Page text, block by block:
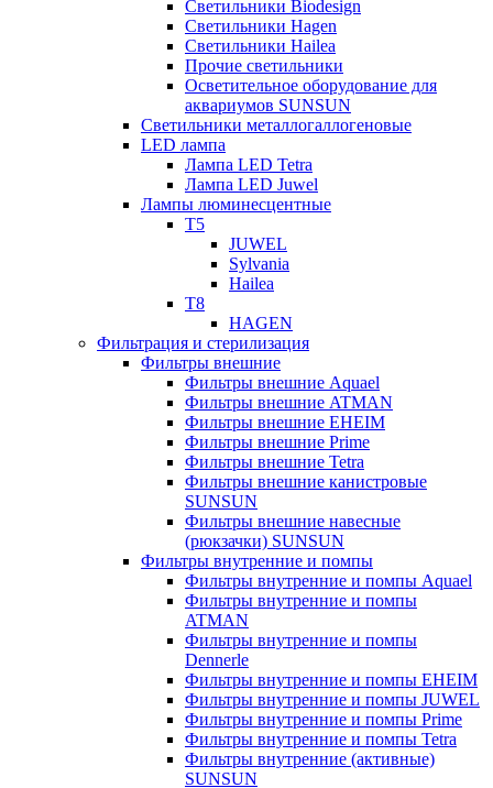
Светильники Biodesign
Светильники Hagen
Светильники Hailea
Прочие светильники
Осветительное оборудование для
аквариумов SUNSUN
Светильники металлогаллогеновые
LED лампа
Лампа LED Tetra
Лампа LED Juwel
Лампы люминесцентные
T5
JUWEL
Sylvania
Hailea
T8
HAGEN
Фильтрация и стерилизация
Фильтры внешние
Фильтры внешние Aquael
Фильтры внешние ATMAN
Фильтры внешние EHEIM
Фильтры внешние Prime
Фильтры внешние Tetra
Фильтры внешние канистровые
SUNSUN
Фильтры внешние навесные
(рюкзачки) SUNSUN
Фильтры внутренние и помпы
Фильтры внутренние и помпы Aquael
Фильтры внутренние и помпы
ATMAN
Фильтры внутренние и помпы
Dennerle
Фильтры внутренние и помпы EHEIM
Фильтры внутренние и помпы JUWEL
Фильтры внутренние и помпы Prime
Фильтры внутренние и помпы Tetra
Фильтры внутренние (активные)
SUNSUN